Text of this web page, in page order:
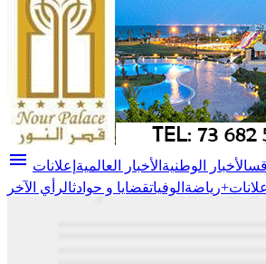
menu الأخبار الوطنية الأخبار العالمية إعلانات
اعلانات+رياضة الوفياتقضايا و حوادثالرأي الآخر